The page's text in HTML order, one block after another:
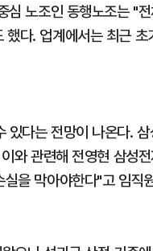
노조인 동행노조는 "
다. 업계에서는 최근
다는 전망이 나온다.
와 관련해 전영현 삼성
을 막아야한다"고 임직